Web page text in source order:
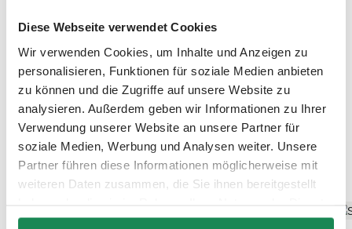
Diese Webseite verwendet Cookies
Wir verwenden Cookies, um Inhalte und Anzeigen zu
personalisieren, Funktionen für soziale Medien anbieten
zu können und die Zugriffe auf unsere Website zu
analysieren. Außerdem geben wir Informationen zu Ihrer
Verwendung unserer Website an unsere Partner für
soziale Medien, Werbung und Analysen weiter. Unsere
Partner führen diese Informationen möglicherweise mit
weiteren Daten zusammen, die Sie ihnen bereitgestellt
gesammelt haben.
Discover the top features